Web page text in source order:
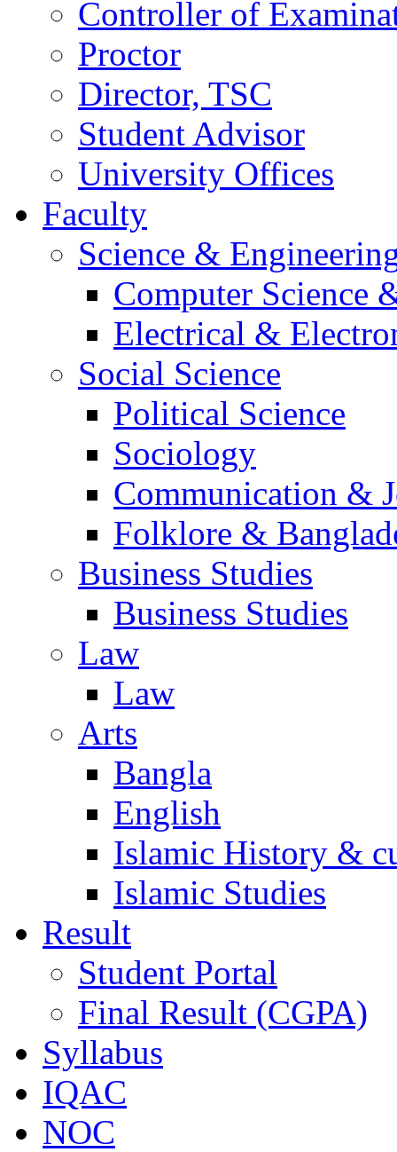
Controller of
Proctor
Director, TSC
Student Advisor
University Offices
Faculty
Science &
Computer Science
Electrical &
Social Science
Political Science
Sociology
Communication &
Folklore &
Business Studies
Business Studies
Law
Law
Arts
Bangla
English
Islamic History &
Islamic Studies
Result
Student Portal
Final Result (CGPA)
Syllabus
IQAC
NOC